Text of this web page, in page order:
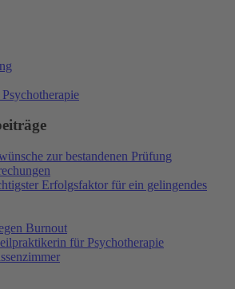
zur bestandenen Prüfung
Erfolgsfaktor für ein gelingendes
Burnout
für Psychotherapie